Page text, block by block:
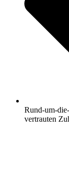
Rund-um-
vertrauten